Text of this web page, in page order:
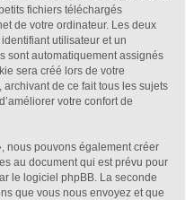
fichiers téléchargés
de votre ordinateur. Les deux
utilisateur et un
sont automatiquement assignés
sera créé lors de votre
de ce fait tous les sujets
votre confort de
nous pouvons également créer
au document qui est prévu pour
le logiciel phpBB. La seconde
que vous nous envoyez et que